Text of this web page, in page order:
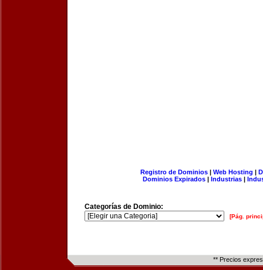
Registro de Dominios| Web Hosting |
Dominios Expirados | Industrias |
Categorías de Dominio:
[Pág.
** Precios